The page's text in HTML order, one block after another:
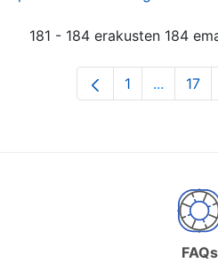
181 - 184 erakusten 184
Orrialdea
1 ... 17
FAQs